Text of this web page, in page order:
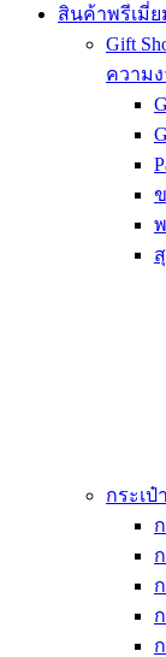
สินค้าพรีเมี่ย
Gift
ความ
กระเ